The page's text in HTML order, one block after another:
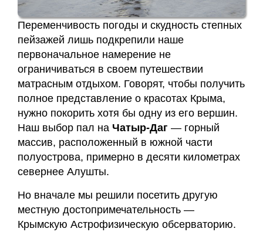
Переменчивость погоды и скудность степных
пейзажей лишь подкрепили наше
первоначальное намерение не
ограничиваться в своем путешествии
матрасным отдыхом. Говорят, чтобы получить
полное представление о красотах Крыма,
нужно покорить хотя бы одну из его вершин.
Наш выбор пал на Чатыр-Даг — горный
массив, расположенный в южной части
полуострова, примерно в десяти километрах
севернее Алушты.
Но вначале мы решили посетить другую
местную достопримечательность —
Крымскую Астрофизическую обсерваторию.